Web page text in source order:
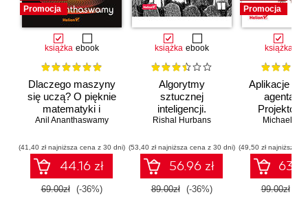
Promocja
książka ebook
Dlaczego maszyny
się uczą? O pięknie
matematyki i
działaniu
sztucznej
Anil Ananthaswamy
(41,40 zł najniższa cena z 30 dni)
44.16 zł
69.00zł (-36%)
książka ebook
Algorytmy
sztucznej
inteligencji.
Ilustrowany
Rishal Hurbans
(53,40 zł najniższa cena z 30 dni)
56.96 zł
89.00zł (-36%)
Promocja
książka
Aplikacje
agentach
Michael
(49,50 zł najniższa
99.00zł